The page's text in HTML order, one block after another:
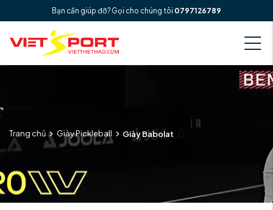
Bạn cần giúp đỡ? Gọi cho chúng tôi 0797126789
Trang chủ Giày Pickleball Giày Babolat